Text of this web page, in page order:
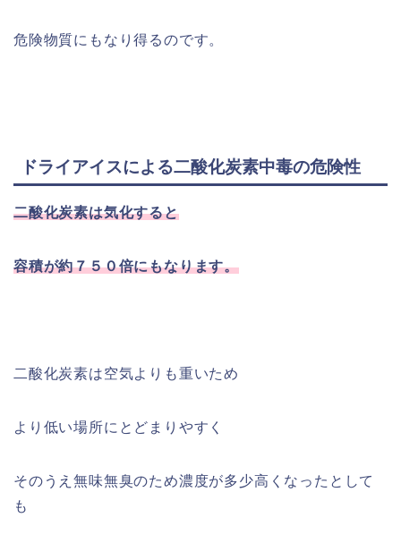
危険物質にもなり得るのです。
ドライアイスによる二酸化炭素中毒の危険性
二酸化炭素は気化すると
容積が約７５０倍にもなります。
二酸化炭素は空気よりも重いため
より低い場所にとどまりやすく
そのうえ無味無臭のため濃度が多少高くなったとして
も